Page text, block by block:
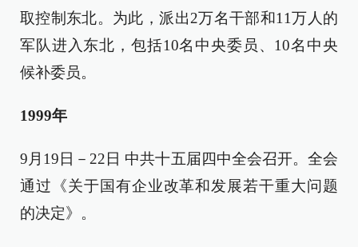
取控制东北。为此，派出2万名干部和11万人的
军队进入东北，包括10名中央委员、10名中央
候补委员。
1999年
9月19日－22日 中共十五届四中全会召开。全会
通过《关于国有企业改革和发展若干重大问题
的决定》。